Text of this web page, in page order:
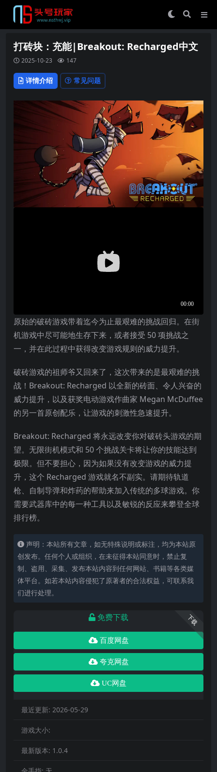
打砖块：充能|Breakout: Recharged中文
2025-10-23 147
详情介绍 常见问题
原始的破砖游戏带着迄今为止最艰难的挑战回归。在街
机游戏中尽可能地生存下来，或者接受 50 项挑战之
一，并在此过程中获得改变游戏规则的威力提升。
破砖游戏的祖师爷又回来了，这次带来的是最艰难的挑
战！Breakout: Recharged 以全新的砖面、令人兴奋的
威力提升，以及获奖电动游戏作曲家 Megan McDuffee
的另一首原创配乐，让游戏的刺激性急速提升。
Breakout: Recharged 将永远改变你对破砖头游戏的期
望。无限街机模式和 50 个挑战关卡将让你的技能达到
极限。但不要担心，因为如果没有改变游戏的威力提
升，这个 Recharged 游戏就名不副实。请期待轨道
枪、自制导弹和炸药的帮助来加入传统的多球游戏。你
需要武器库中的每一种工具以及敏锐的反应来攀登全球
排行榜。
声明：本站所有文章，如无特殊说明或标注，均为本站原
创发布。任何个人或组织，在未征得本站同意时，禁止复
制、盗用、采集、发布本站内容到任何网站、书籍等各类媒
体平台。如若本站内容侵犯了原著者的合法权益，可联系我
们进行处理。
下载
免费下载
百度网盘
夸克网盘
UC网盘
最近更新: 2026-05-29
游戏大小:
最新版本: 1.0.4